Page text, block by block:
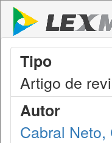
Tipo
Artigo de
Autor
Cabral